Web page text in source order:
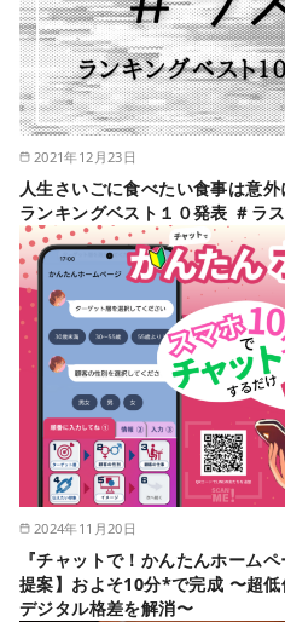
2021年12月23日
人生さいごに食べたい食事は意外
ランキングベスト１０発表 ＃ラ
2024年11月20日
『チャットで！かんたんホーム
提案】およそ10分*で完成 〜超低
デジタル格差を解消〜